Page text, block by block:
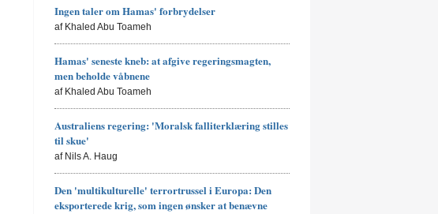
Ingen taler om Hamas' forbrydelser
af Khaled Abu Toameh
Hamas' seneste kneb: at afgive regeringsmagten,
men beholde våbnene
af Khaled Abu Toameh
Australiens regering: 'Moralsk falliterklæring stilles
til skue'
af Nils A. Haug
Den 'multikulturelle' terrortrussel i Europa: Den
eksporterede krig, som ingen ønsker at benævne